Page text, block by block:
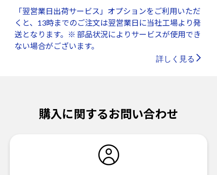
「翌営業日出荷サービス」オプションをご利用いただ
くと、13時までのご注文は翌営業日に当社工場より発
送となります。※ 部品状況によりサービスが使用でき
ない場合がございます。
詳しく見る
購入に関するお問い合わせ